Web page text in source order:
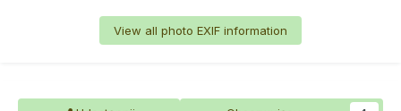
View all photo EXIF information